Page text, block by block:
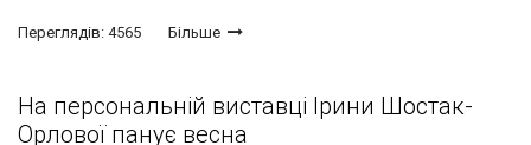
Переглядів: 4565 Більше
На персональній виставці Ірини Шостак-
Орлової панує весна